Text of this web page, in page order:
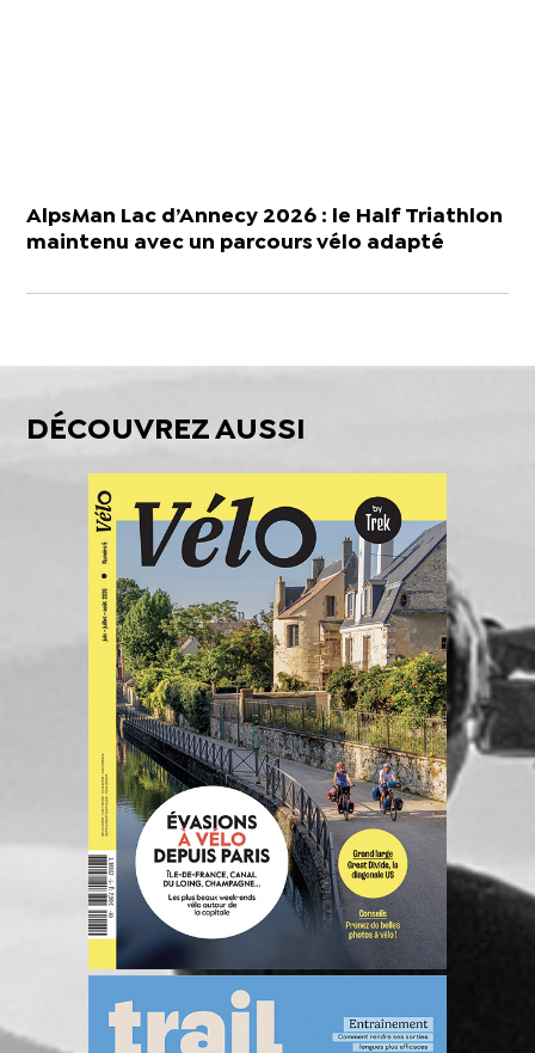
AlpsMan Lac d’Annecy 2026 : le Half Triathlon
maintenu avec un parcours vélo adapté
DÉCOUVREZ AUSSI